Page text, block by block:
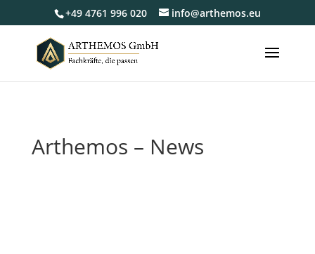
+49 4761 996 020 info@arthemos.eu
Arthemos – News